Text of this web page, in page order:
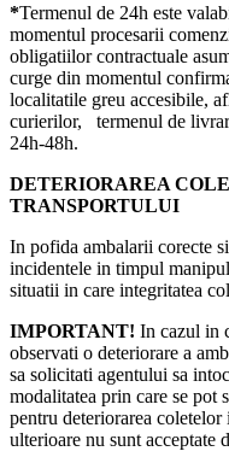
*Termenul de 24h este
momentul procesarii
obligatiilor contractuale
curge din momentul
localitatile greu accesibile,
curierilor, termenul de
24h-48h.
DETERIORAREA
TRANSPORTULUI
In pofida ambalarii corecte
incidentele in timpul
situatii in care integritatea
IMPORTANT! In cazul in
observati o deteriorare a
sa solicitati agentului sa
modalitatea prin care se pot
pentru deteriorarea
ulterioare nu sunt acceptate